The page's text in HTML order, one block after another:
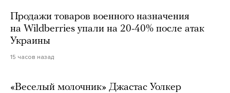
Продажи товаров военного назначения
на Wildberries упали на 20-40% после атак
Украины
15 часов назад
«Веселый молочник» Джастас Уолкер